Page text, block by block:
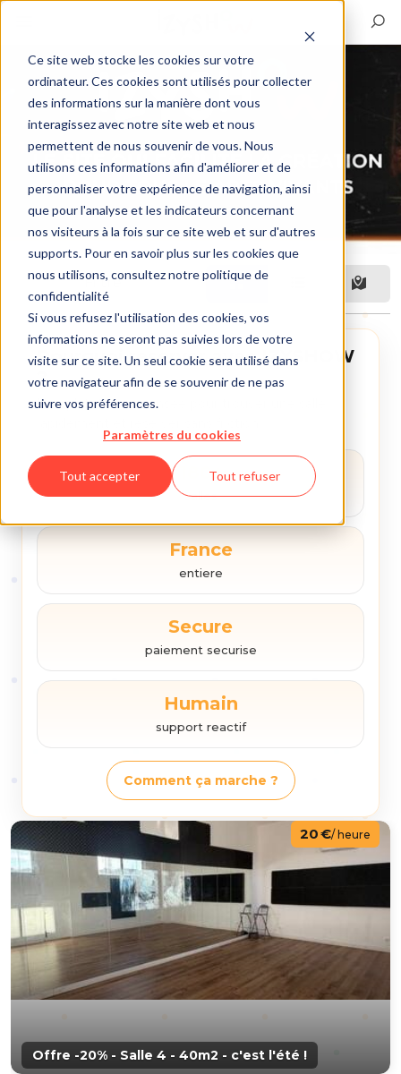
Ce site web stocke les cookies sur votre
ordinateur. Ces cookies sont utilisés pour collecter
des informations sur la manière dont vous
interagissez avec notre site web et nous
permettent de nous souvenir de vous. Nous
utilisons ces informations afin d'améliorer et de
personnaliser votre expérience de navigation, ainsi
que pour l'analyse et les indicateurs concernant
nos visiteurs à la fois sur ce site web et sur d'autres
supports. Pour en savoir plus sur les cookies que
nous utilisons, consultez notre politique de
confidentialité
Si vous refusez l'utilisation des cookies, vos
informations ne seront pas suivies lors de votre
visite sur ce site. Un seul cookie sera utilisé dans
votre navigateur afin de se souvenir de ne pas
suivre vos préférences.
Paramètres du cookies
Tout accepter Tout refuser
Filtre
Pourquoi reserver avec IZYSHOW
?
Une plateforme pensee pour trouver une salle
180+
salles
France
entiere
Secure
paiement securise
Humain
support reactif
Comment ça marche ?
Offre -20% - Salle 4 - 40m2 - c'est l'été !
20 €/ heure